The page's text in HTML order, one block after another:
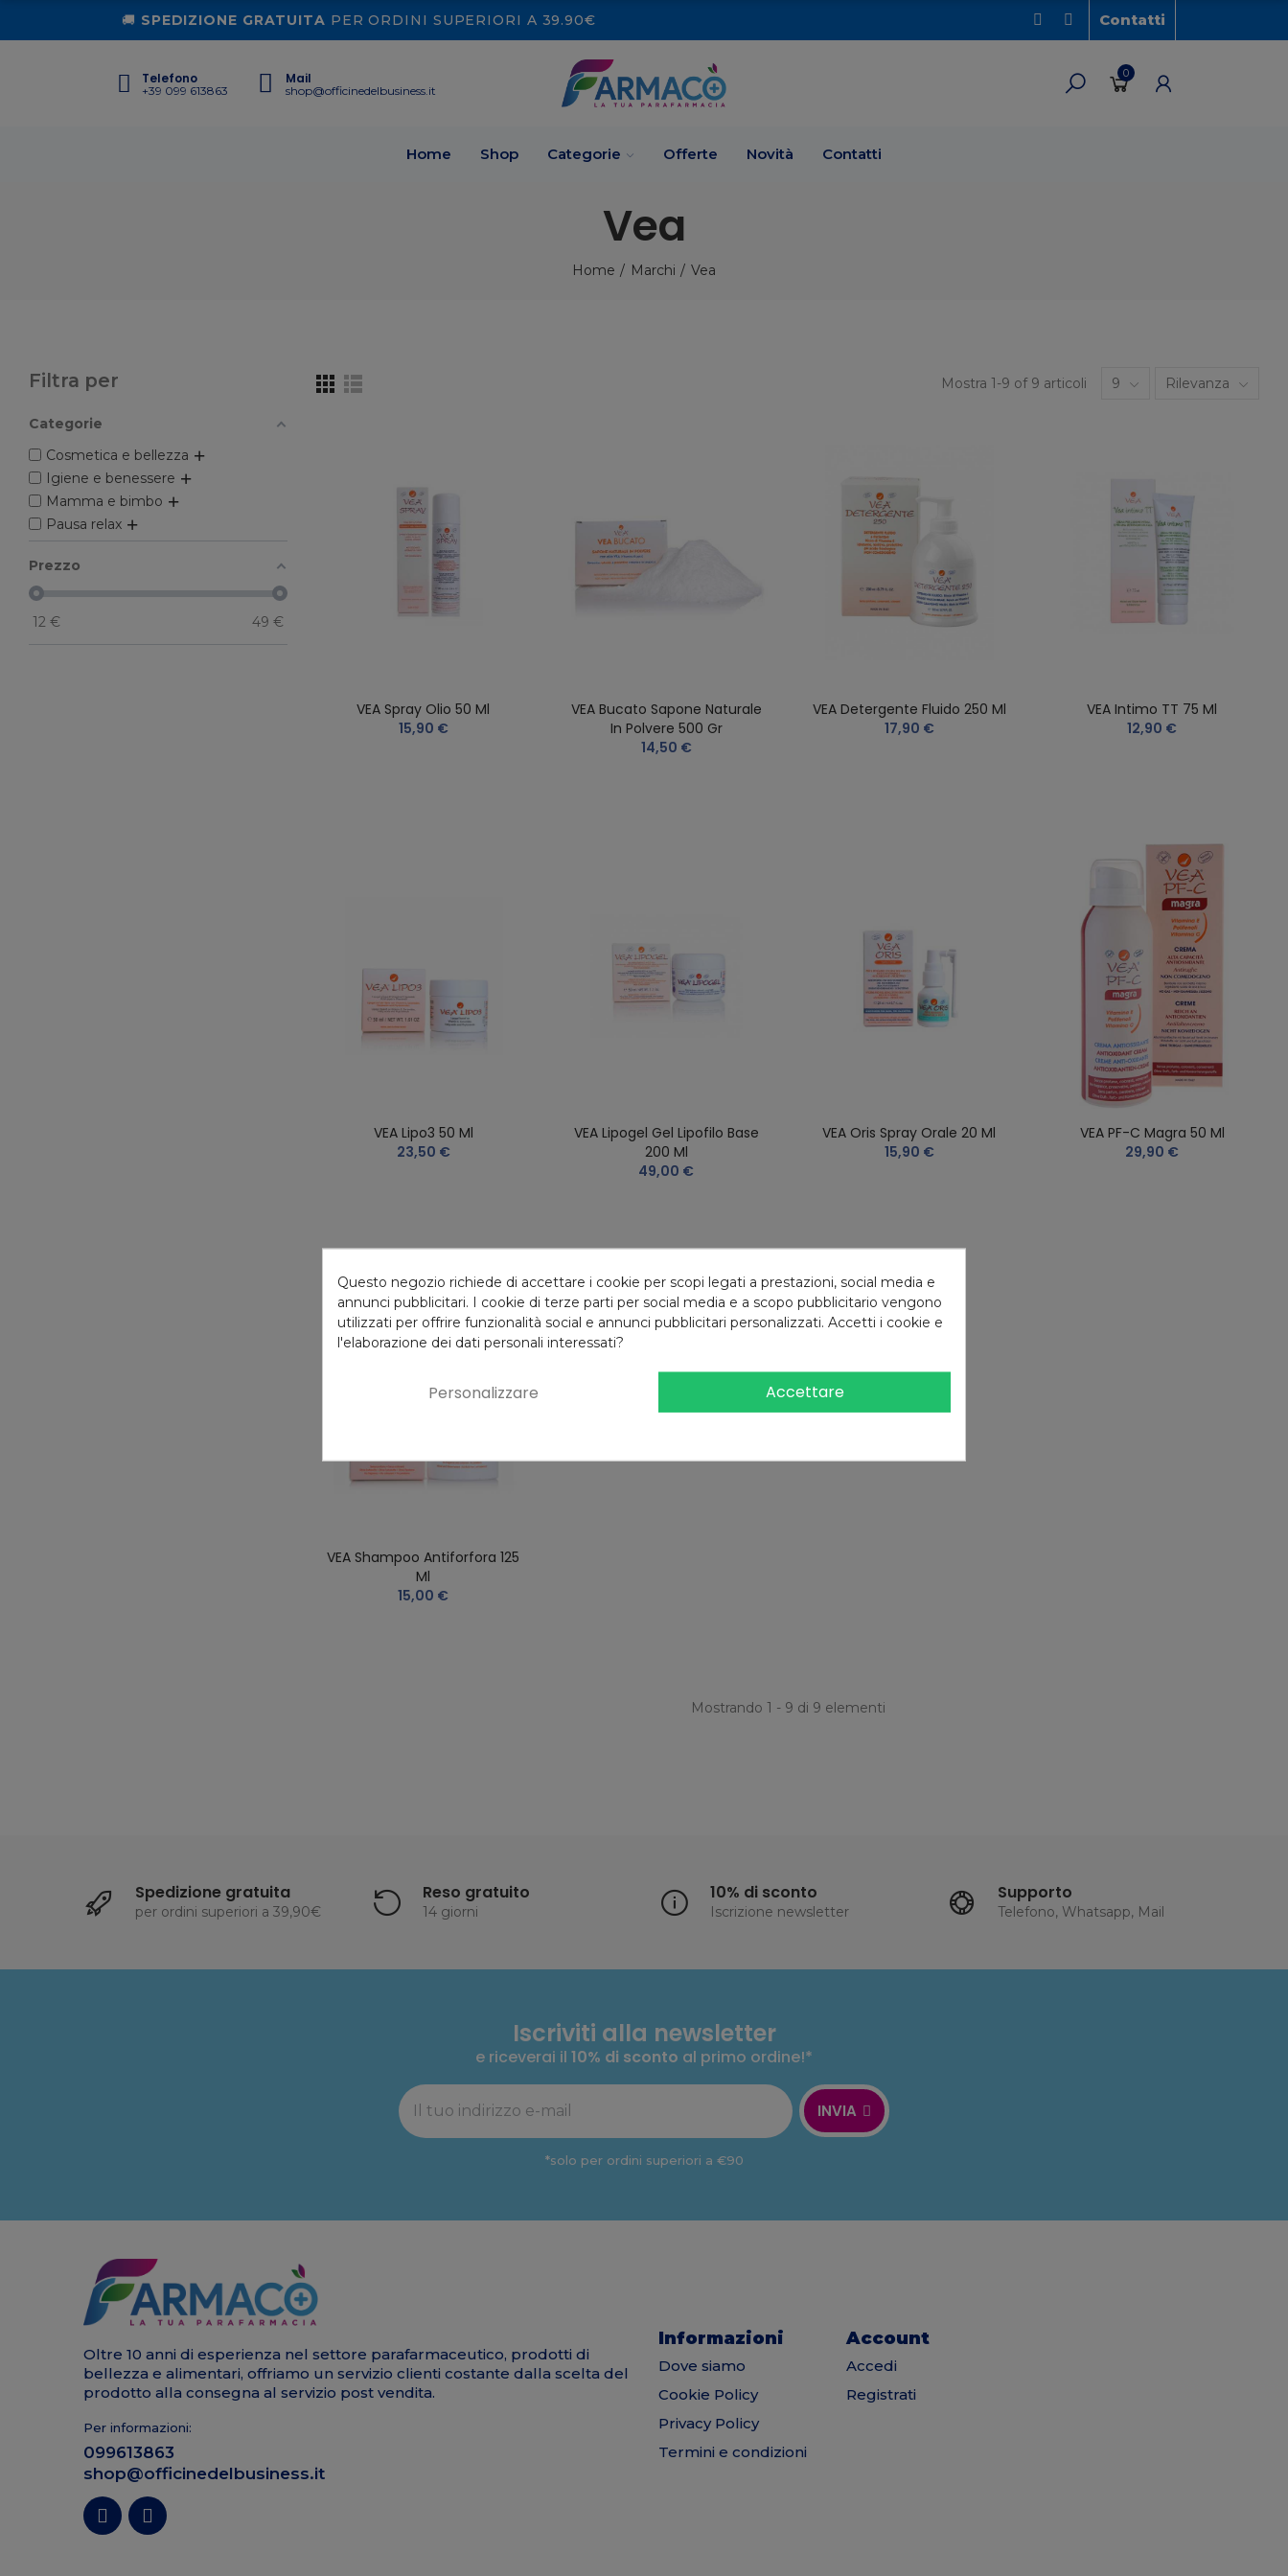
🚚 SPEDIZIONE GRATUITA PER ORDINI SUPERIORI A 39.90€ Contatti
Telefono
+39 099 613863
Mail
shop@officinedelbusiness.it
0
Home Shop Categorie Offerte Novità Contatti
Vea
Home Marchi Vea
Mostra 1-9 of 9 articoli 9 Rilevanza
VEA Spray Olio 50 Ml
15,90 €
VEA Bucato Sapone Naturale
In Polvere 500 Gr
14,50 €
VEA Detergente Fluido 250 Ml
17,90 €
VEA Intimo TT 75 Ml
12,90 €
VEA Lipo3 50 Ml
23,50 €
VEA Lipogel Gel Lipofilo Base
200 Ml
49,00 €
VEA Oris Spray Orale 20 Ml
15,90 €
VEA PF-C Magra 50 Ml
29,90 €
VEA Shampoo Antiforfora 125
Ml
15,00 €
Mostrando 1 - 9 di 9 elementi
Filtra per
Categorie
Cosmetica e bellezza
Igiene e benessere
Mamma e bimbo
Pausa relax
Prezzo
12 € 49 €
Spedizione gratuita
per ordini superiori a 39,90€
Reso gratuito
14 giorni
10% di sconto
Iscrizione newsletter
Supporto
Telefono, Whatsapp, Mail
Iscriviti alla newsletter
e riceverai il 10% di sconto al primo ordine!*
INVIA
*solo per ordini superiori a €90
Oltre 10 anni di esperienza nel settore parafarmaceutico, prodotti di
bellezza e alimentari, offriamo un servizio clienti costante dalla scelta del
prodotto alla consegna al servizio post vendita.
Per informazioni:
099613863
shop@officinedelbusiness.it
Informazioni
Dove siamo
Cookie Policy
Privacy Policy
Termini e condizioni
Account
Accedi
Registrati
Questo negozio richiede di accettare i cookie per scopi legati a prestazioni, social media e
annunci pubblicitari. I cookie di terze parti per social media e a scopo pubblicitario vengono
utilizzati per offrire funzionalità social e annunci pubblicitari personalizzati. Accetti i cookie e
l'elaborazione dei dati personali interessati?
Accettare
Personalizzare